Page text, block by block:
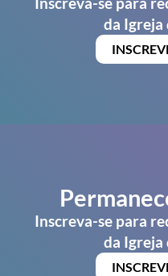
da Igreja
Inscreva-se para
da Igreja